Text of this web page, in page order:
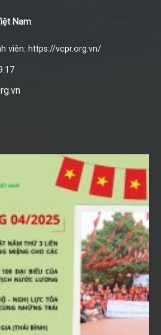
Nam:
viên: https://vcpr.org.vn/